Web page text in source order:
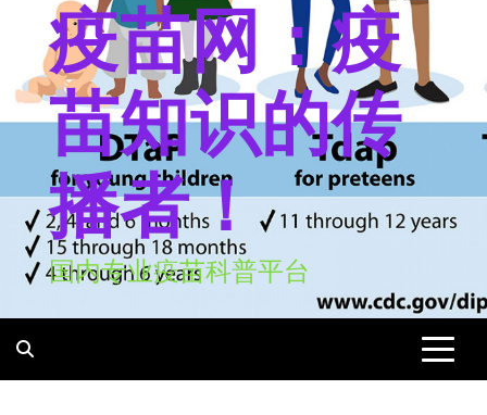
疫苗网：疫
苗知识的传
播者！
国内专业疫苗科普平台